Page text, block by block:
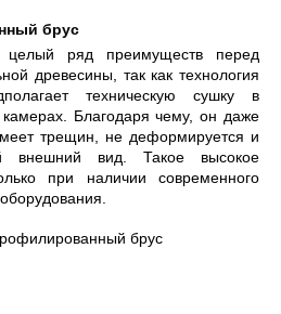
брус
ряд преимуществ перед
древесины, так как технология
техническую сушку в
Благодаря чему, он даже
трещин, не деформируется и
внешний вид. Такое высокое
при наличии современного